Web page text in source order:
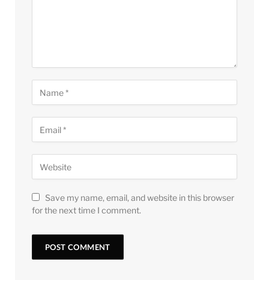
Save my name, email, and website in this browser
for the next time I comment.